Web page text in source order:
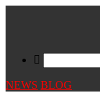
NEWS BLOG